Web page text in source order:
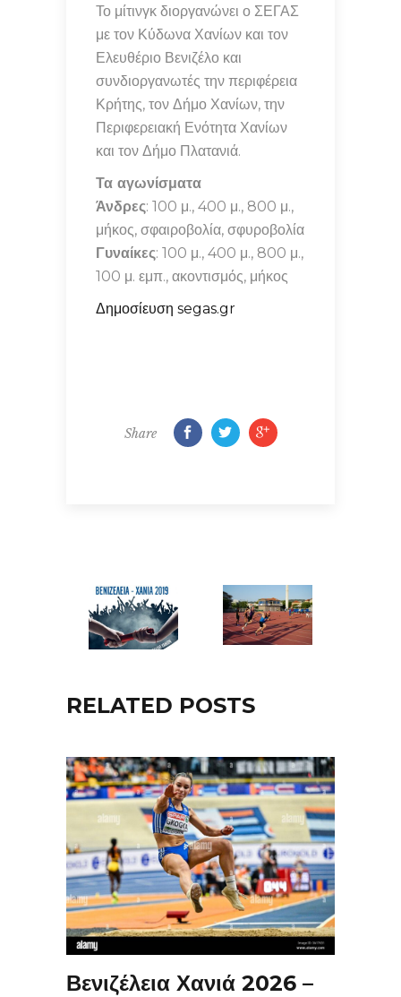
Το μίτινγκ διοργανώνει ο ΣΕΓΑΣ
με τον Κύδωνα Χανίων και τον
Ελευθέριο Βενιζέλο και
συνδιοργανωτές την περιφέρεια
Κρήτης, τον Δήμο Χανίων, την
Περιφερειακή Ενότητα Χανίων
και τον Δήμο Πλατανιά.
Τα αγωνίσματα
Άνδρες: 100 μ., 400 μ., 800 μ.,
μήκος, σφαιροβολία, σφυροβολία
Γυναίκες: 100 μ., 400 μ., 800 μ.,
100 μ. εμπ., ακοντισμός, μήκος
Δημοσίευση segas.gr
Share
RELATED POSTS
Βενιζέλεια Χανιά 2026 –